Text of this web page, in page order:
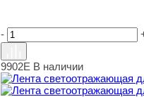
-
Лента светоотражающая
9902Е В наличии